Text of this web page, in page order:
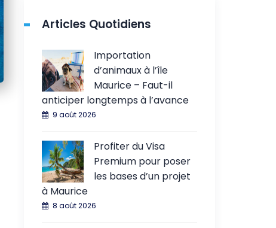
Articles Quotidiens
Importation
d’animaux à l’île
Maurice – Faut-il
anticiper longtemps à l’avance
9 août 2026
Profiter du Visa
Premium pour poser
les bases d’un projet
à Maurice
8 août 2026